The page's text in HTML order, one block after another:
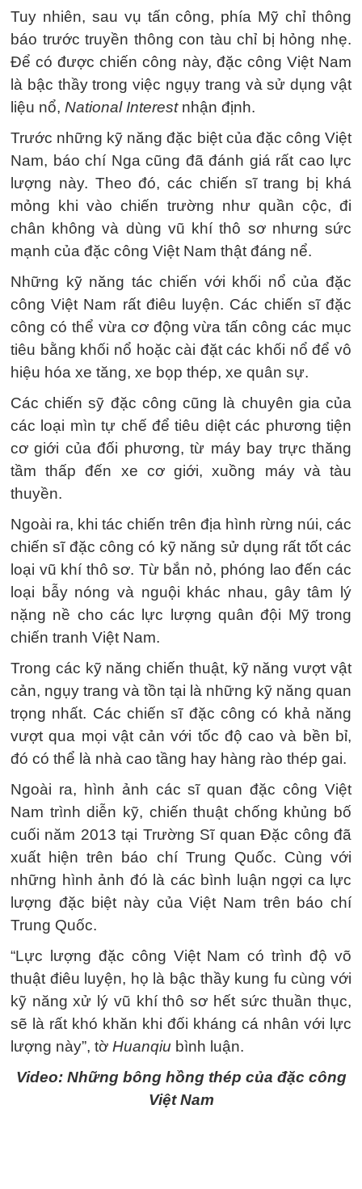
Tuy nhiên, sau vụ tấn công, phía Mỹ chỉ thông
báo trước truyền thông con tàu chỉ bị hỏng nhẹ.
Để có được chiến công này, đặc công Việt Nam
là bậc thầy trong việc ngụy trang và sử dụng vật
liệu nổ, National Interestnhận định.
Trước những kỹ năng đặc biệt của đặc công Việt
Nam, báo chí Nga cũng đã đánh giá rất cao lực
lượng này. Theo đó, các chiến sĩ trang bị khá
mỏng khi vào chiến trường như quần cộc, đi
chân không và dùng vũ khí thô sơ nhưng sức
mạnh của đặc công Việt Nam thật đáng nể.
Những kỹ năng tác chiến với khối nổ của đặc
công Việt Nam rất điêu luyện. Các chiến sĩ đặc
công có thể vừa cơ động vừa tấn công các mục
tiêu bằng khối nổ hoặc cài đặt các khối nổ để vô
hiệu hóa xe tăng, xe bọp thép, xe quân sự.
Các chiến sỹ đặc công cũng là chuyên gia của
các loại mìn tự chế để tiêu diệt các phương tiện
cơ giới của đối phương, từ máy bay trực thăng
tầm thấp đến xe cơ giới, xuồng máy và tàu
thuyền.
Ngoài ra, khi tác chiến trên địa hình rừng núi, các
chiến sĩ đặc công có kỹ năng sử dụng rất tốt các
loại vũ khí thô sơ. Từ bắn nỏ, phóng lao đến các
loại bẫy nóng và nguội khác nhau, gây tâm lý
nặng nề cho các lực lượng quân đội Mỹ trong
chiến tranh Việt Nam.
Trong các kỹ năng chiến thuật, kỹ năng vượt vật
cản, ngụy trang và tồn tại là những kỹ năng quan
trọng nhất. Các chiến sĩ đặc công có khả năng
vượt qua mọi vật cản với tốc độ cao và bền bỉ,
đó có thể là nhà cao tầng hay hàng rào thép gai.
Ngoài ra, hình ảnh các sĩ quan đặc công Việt
Nam trình diễn kỹ, chiến thuật chống khủng bố
cuối năm 2013 tại Trường Sĩ quan Đặc công đã
xuất hiện trên báo chí Trung Quốc. Cùng với
những hình ảnh đó là các bình luận ngợi ca lực
lượng đặc biệt này của Việt Nam trên báo chí
Trung Quốc.
“Lực lượng đặc công Việt Nam có trình độ võ
thuật điêu luyện, họ là bậc thầy kung fu cùng với
kỹ năng xử lý vũ khí thô sơ hết sức thuần thục,
sẽ là rất khó khăn khi đối kháng cá nhân với lực
lượng này”, tờ Huanqiu bình luận.
Video: Những bông hồng thép của đặc công
Việt Nam